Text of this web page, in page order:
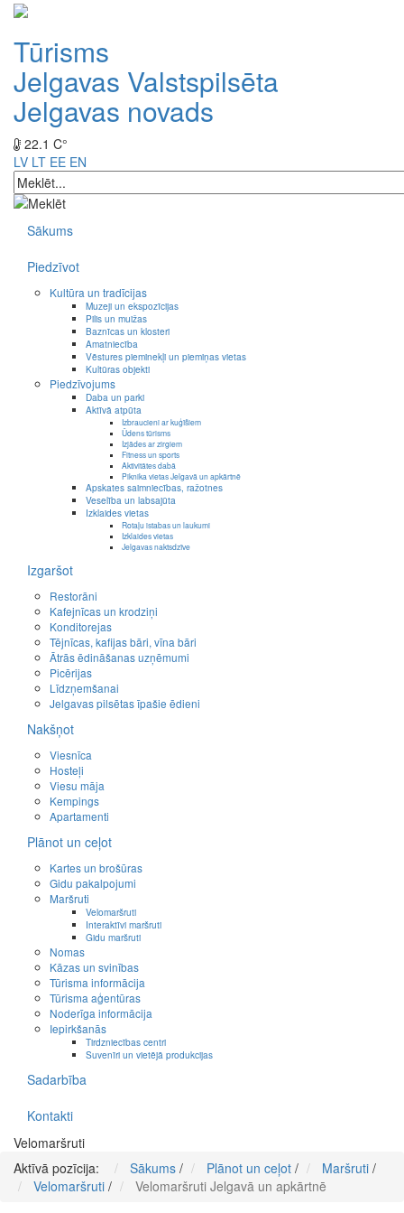
Tūrisms
Jelgavas Valstspilsēta
Jelgavas novads
22.1 C°
LV LT EE EN
Sākums
Piedzīvot
Kultūra un tradīcijas
Muzeji un ekspozīcijas
Pilis un muižas
Baznīcas un klosteri
Amatniecība
Vēstures pieminekļi un piemiņas vietas
Kultūras objekti
Piedzīvojums
Daba un parki
Aktīvā atpūta
Izbraucieni ar kuģīšiem
Ūdens tūrisms
Izjādes ar zirgiem
Fitness un sports
Aktivitātes dabā
Piknika vietas Jelgavā un apkārtnē
Apskates saimniecības, ražotnes
Veselība un labsajūta
Izklaides vietas
Rotaļu istabas un laukumi
Izklaides vietas
Jelgavas naktsdzīve
Izgaršot
Restorāni
Kafejnīcas un krodziņi
Konditorejas
Tējnīcas, kafijas bāri, vīna bāri
Ātrās ēdināšanas uzņēmumi
Picērijas
Līdzņemšanai
Jelgavas pilsētas īpašie ēdieni
Nakšņot
Viesnīca
Hosteļi
Viesu māja
Kempings
Apartamenti
Plānot un ceļot
Kartes un brošūras
Gidu pakalpojumi
Maršruti
Velomaršruti
Interaktīvi maršruti
Gidu maršruti
Nomas
Kāzas un svinības
Tūrisma informācija
Tūrisma aģentūras
Noderīga informācija
Iepirkšanās
Tirdzniecības centri
Suvenīri un vietējā produkcijas
Sadarbība
Kontakti
Velomaršruti
Aktīvā pozīcija:
Sākums / Plānot un ceļot / Maršruti /
Velomaršruti / Velomaršruti Jelgavā un apkārtnē